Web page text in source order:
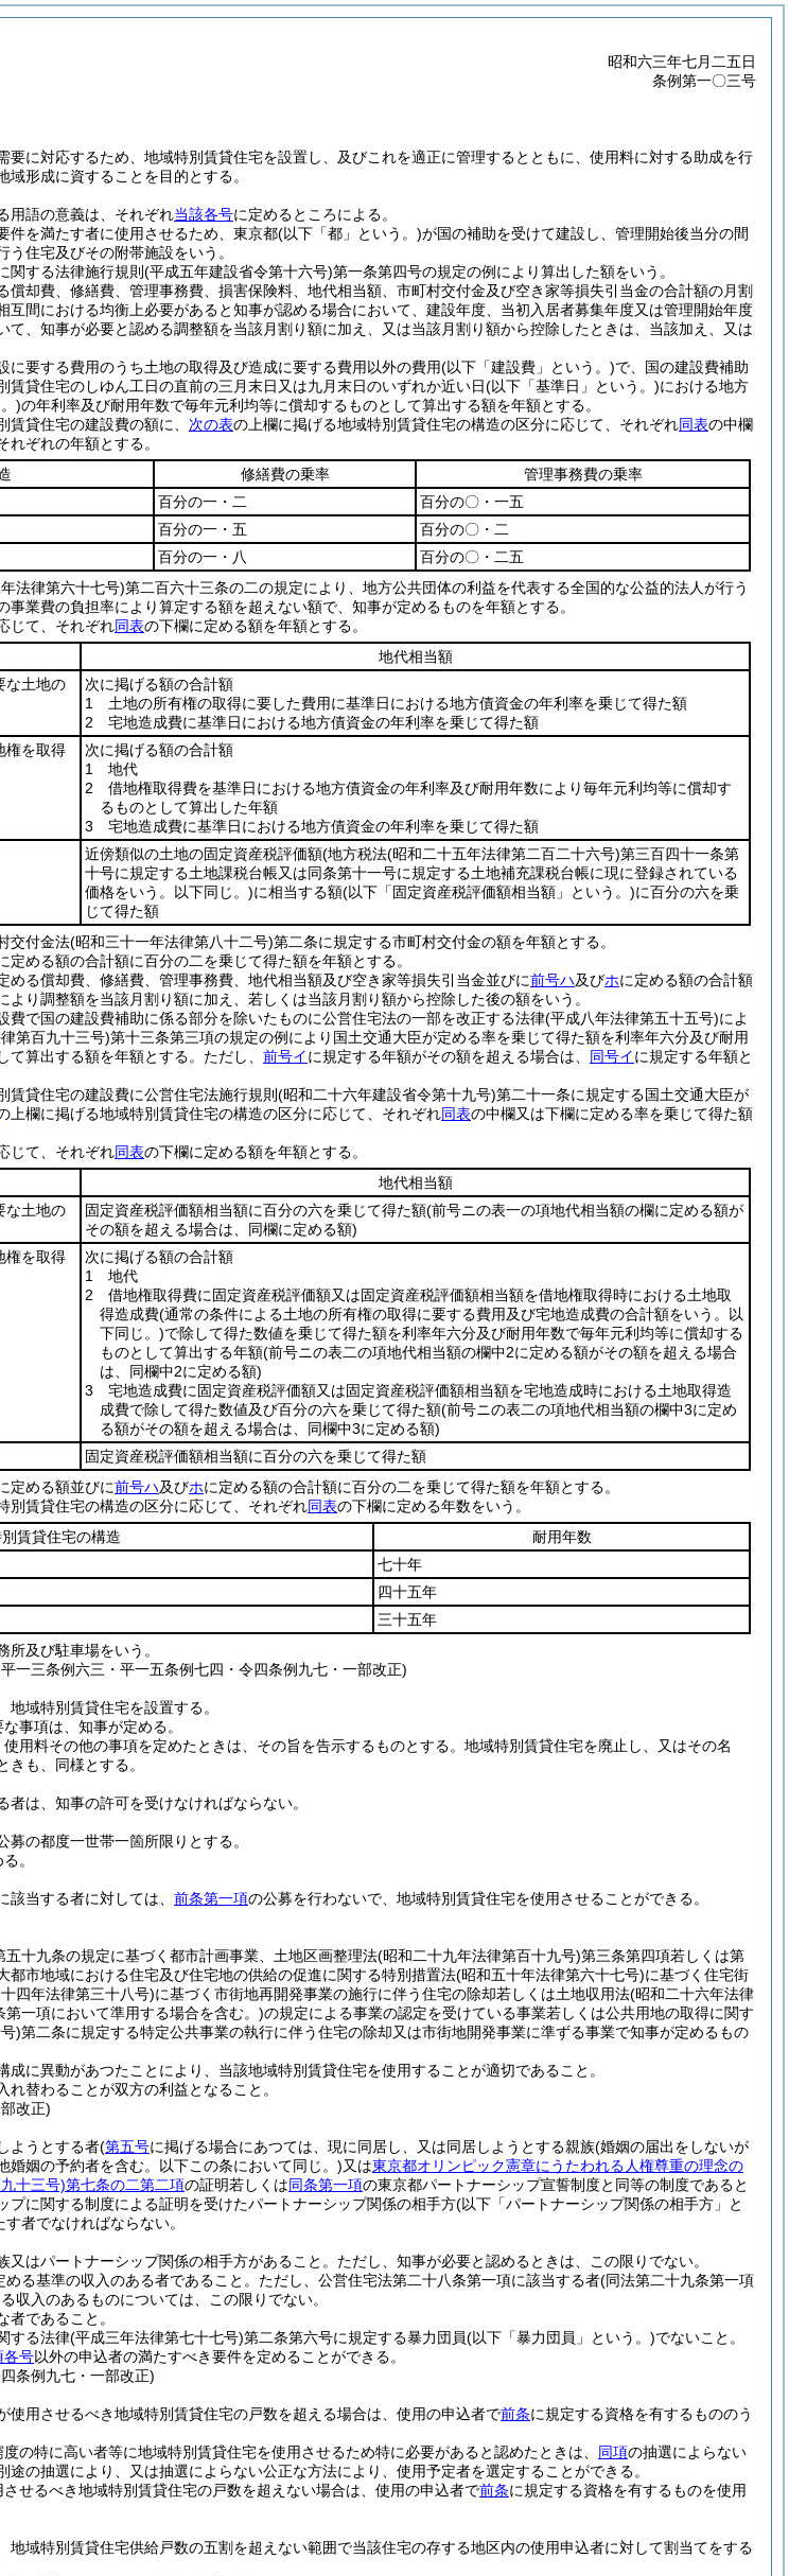
昭和六三年七月二五日
条例第一〇三号
要に対応するため、地域特別賃貸住宅を設置し、及びこれを適正に管理するとともに、使用料に対する助成を行
形成に資することを目的とする。
用語の意義は、それぞれ当該各号に定めるところによる。
件を満たす者に使用させるため、東京都(以下「都」という。)が国の補助を受けて建設し、管理開始後当分の間
住宅及びその附帯施設をいう。
する法律施行規則 (平成五年建設省令第十六号)第一条第四号の規定の例により算出した額をいう。
償却費、修繕費、管理事務費、損害保険料、地代相当額、市町村交付金及び空き家等損失引当金の合計額の月割
互間における均衡上必要があると知事が認める場合において、建設年度、当初入居者募集年度又は管理開始年度
て、知事が必要と認める調整額を当該月割り額に加え、又は当該月割り額から控除したときは、当該加え、又は
要する費用のうち土地の取得及び造成に要する費用以外の費用(以下「建設費」という。)で、国の建設費補助
賃貸住宅のしゆん工日の直前の三月末日又は九月末日のいずれか近い日(以下「基準日」という。)における地方
)の年利率及び耐用年数で毎年元利均等に償却するものとして算出する額を年額とする。
貸住宅の建設費の額に、 次の表の上欄に掲げる地域特別賃貸住宅の構造の区分に応じて、それぞれ同表の中欄
ぞれの年額とする。
修繕費の乗率
管理事務費の乗率
百分の一・二
百分の〇・一五
百分の一・五
百分の〇・二
百分の一・八
百分の〇・二五
法律第六十七号)第二百六十三条の二の規定により、地方公共団体の利益を代表する全国的な公益的法人が行う
業費の負担率により算定する額を超えない額で、知事が定めるものを年額とする。
じて、それぞれ同表の下欄に定める額を年額とする。
地代相当額
な土地の
次に掲げる額の合計額
1 土地の所有権の取得に要した費用に基準日における地方債資金の年利率を乗じて得た額
2 宅地造成費に基準日における地方債資金の年利率を乗じて得た額
権を取得
次に掲げる額の合計額
1 地代
2 借地権取得費を基準日における地方債資金の年利率及び耐用年数により毎年元利均等に償却す
るものとして算出した年額
3 宅地造成費に基準日における地方債資金の年利率を乗じて得た額
近傍類似の土地の固定資産税評価額(地方税法(昭和二十五年法律第二百二十六号)第三百四十一条第
十号に規定する土地課税台帳又は同条第十一号に規定する土地補充課税台帳に現に登録されている
価格をいう。以下同じ。)に相当する額(以下「固定資産税評価額相当額」という。)に百分の六を乗
じて得た額
交付金法(昭和三十一年法律第八十二号)第二条に規定する市町村交付金の額を年額とする。
定める額の合計額に百分の二を乗じて得た額を年額とする。
める償却費、修繕費、管理事務費、地代相当額及び空き家等損失引当金並びに前号ハ及びホに定める額の合計額
より調整額を当該月割り額に加え、若しくは当該月割り額から控除した後の額をいう。
で国の建設費補助に係る部分を除いたものに公営住宅法の一部を改正する法律(平成八年法律第五十五号)によ
第百九十三号)第十三条第三項の規定の例により国土交通大臣が定める率を乗じて得た額を利率年六分及び耐用
算出する額を年額とする。 ただし、 前号イに規定する年額がその額を超える場合は、 同号イに規定する年額と
貸住宅の建設費に公営住宅法施行規則 (昭和二十六年建設省令第十九号)第二十一条に規定する国土交通大臣が
上欄に掲げる地域特別賃貸住宅の構造の区分に応じて、それぞれ同表の中欄又は下欄に定める率を乗じて得た額
じて、それぞれ同表の下欄に定める額を年額とする。
地代相当額
な土地の
固定資産税評価額相当額に百分の六を乗じて得た額(前号ニの表一の項地代相当額の欄に定める額が
その額を超える場合は、同欄に定める額)
権を取得
次に掲げる額の合計額
1 地代
2 借地権取得費に固定資産税評価額又は固定資産税評価額相当額を借地権取得時における土地取
得造成費(通常の条件による土地の所有権の取得に要する費用及び宅地造成費の合計額をいう。以
下同じ。)で除して得た数値を乗じて得た額を利率年六分及び耐用年数で毎年元利均等に償却する
ものとして算出する年額(前号ニの表二の項地代相当額の欄中2に定める額がその額を超える場合
は、同欄中2に定める額)
3 宅地造成費に固定資産税評価額又は固定資産税評価額相当額を宅地造成時における土地取得造
成費で除して得た数値及び百分の六を乗じて得た額(前号ニの表二の項地代相当額の欄中3に定め
る額がその額を超える場合は、同欄中3に定める額)
固定資産税評価額相当額に百分の六を乗じて得た額
定める額並びに前号ハ及びホに定める額の合計額に百分の二を乗じて得た額を年額とする。
別賃貸住宅の構造の区分に応じて、それぞれ同表の下欄に定める年数をいう。
賃貸住宅の構造
耐用年数
七十年
四十五年
三十五年
及び駐車場をいう。
一三条例六三・平一五条例七四・令四条例九七・一部改正)
地域特別賃貸住宅を設置する。
事項は、知事が定める。
用料その他の事項を定めたときは、その旨を告示するものとする。 地域特別賃貸住宅を廃止し、又はその名
も、同様とする。
は、知事の許可を受けなければならない。
の都度一世帯一箇所限りとする。
。
当する者に対しては、 前条第一項の公募を行わないで、地域特別賃貸住宅を使用させることができる。
五十九条の規定に基づく都市計画事業、土地区画整理法(昭和二十九年法律第百十九号)第三条第四項若しくは第
都市地域における住宅及び住宅地の供給の促進に関する特別措置法(昭和五十年法律第六十七号)に基づく住宅街
四年法律第三十八号)に基づく市街地再開発事業の施行に伴う住宅の除却若しくは土地収用法(昭和二十六年法律
第一項において準用する場合を含む。)の規定による事業の認定を受けている事業若しくは公共用地の取得に関す
)第二条に規定する特定公共事業の執行に伴う住宅の除却又は市街地開発事業に準ずる事業で知事が定めるもの
に異動があつたことにより、当該地域特別賃貸住宅を使用することが適切であること。
替わることが双方の利益となること。
改正)
ようとする者(第五号に掲げる場合にあつては、現に同居し、又は同居しようとする親族(婚姻の届出をしないが
婚姻の予約者を含む。以下この条において同じ。)又は東京都オリンピック憲章にうたわれる人権尊重の理念の
十三号)第七条の二第二項の証明若しくは同条第一項の東京都パートナーシップ宣誓制度と同等の制度であると
プに関する制度による証明を受けたパートナーシップ関係の相手方(以下「パートナーシップ関係の相手方」と
者でなければならない。
はパートナーシップ関係の相手方があること。 ただし、知事が必要と認めるときは、この限りでない。
める基準の収入のある者であること。 ただし、公営住宅法第二十八条第一項に該当する者(同法第二十九条第一項
収入のあるものについては、この限りでない。
であること。
する法律(平成三年法律第七十七号)第二条第六号に規定する暴力団員(以下「暴力団員」という。)でないこと。
各号以外の申込者の満たすべき要件を定めることができる。
条例九七・一部改正)
使用させるべき地域特別賃貸住宅の戸数を超える場合は、使用の申込者で前条に規定する資格を有するもののう
の特に高い者等に地域特別賃貸住宅を使用させるため特に必要があると認めたときは、 同項の抽選によらない
の抽選により、又は抽選によらない公正な方法により、使用予定者を選定することができる。
せるべき地域特別賃貸住宅の戸数を超えない場合は、使用の申込者で前条に規定する資格を有するものを使用
地域特別賃貸住宅供給戸数の五割を超えない範囲で当該住宅の存する地区内の使用申込者に対して割当てをする